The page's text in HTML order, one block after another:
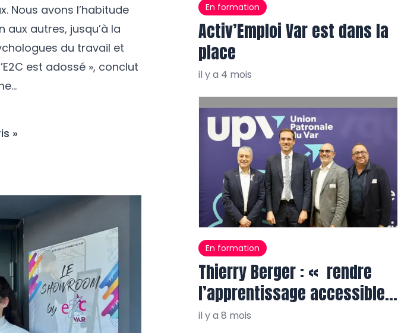
Nous avons l’habitude
aux autres, jusqu’à la
du travail et
est adossé », conclut
»
En formation
Activ’Emploi Var est dans la
place
il y a 4 mois
En formation
Thierry Berger : « rendre
l’apprentissage accessible à
tous, partout »
il y a 8 mois